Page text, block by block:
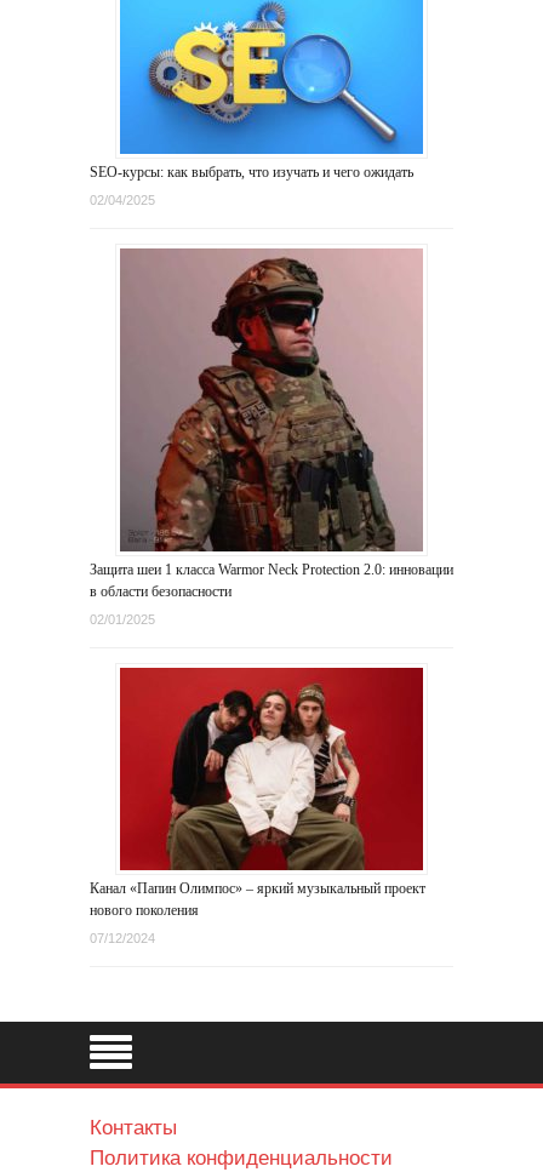
SEO-курсы: как выбрать, что изучать и чего ожидать
02/04/2025
Защита шеи 1 класса Warmor Neck Protection 2.0: инновации
в области безопасности
02/01/2025
Канал «Папин Олимпос» – яркий музыкальный проект
нового поколения
07/12/2024
Контакты
Политика конфиденциальности